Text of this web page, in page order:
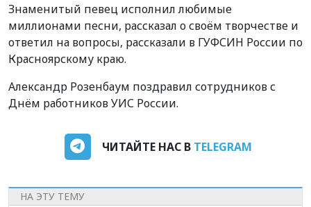
Знаменитый певец исполнил любимые
миллионами песни, рассказал о своём творчестве и
ответил на вопросы, рассказали в ГУФСИН России по
Красноярскому краю.
Александр Розенбаум поздравил сотрудников с
Днём работников УИС России.
ЧИТАЙТЕ НАС В TELEGRAM
НА ЭТУ ТЕМУ